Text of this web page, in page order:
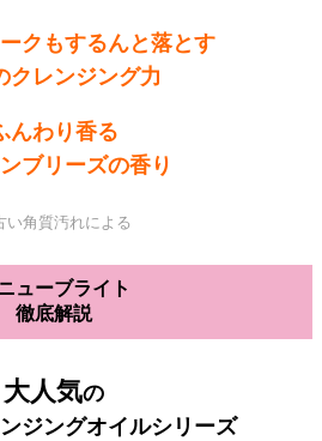
クもするんと落とす
クレンジング力
んわり香る
ブリーズの香り
い角質汚れによる
ューブライト
徹底解説
大人気の
ジングオイルシリーズ